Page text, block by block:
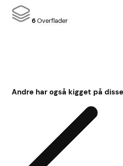
6Overflader
Andre har også kigget på